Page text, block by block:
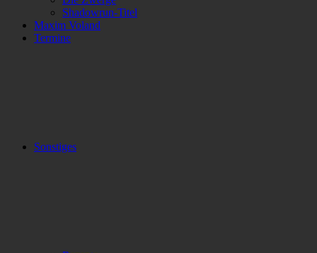
Shadowrun-Titel
Maxim Voland
Termine
Sonstiges